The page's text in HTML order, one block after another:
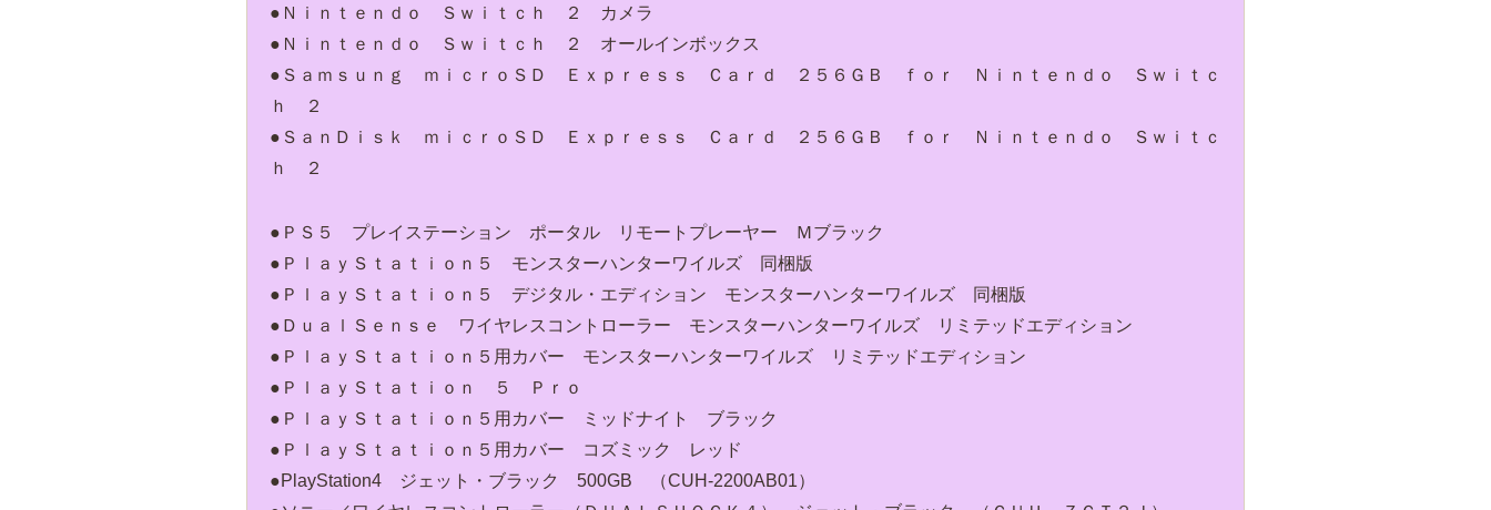
●Ｎｉｎｔｅｎｄｏ Ｓｗｉｔｃｈ ２ カメラ
●Ｎｉｎｔｅｎｄｏ Ｓｗｉｔｃｈ ２ オールインボックス
●Ｓａｍｓｕｎｇ ｍｉｃｒｏＳＤ Ｅｘｐｒｅｓｓ Ｃａｒｄ ２５６ＧＢ ｆｏｒ Ｎｉｎｔｅｎｄｏ Ｓｗｉｔｃ
ｈ ２
●ＳａｎＤｉｓｋ ｍｉｃｒｏＳＤ Ｅｘｐｒｅｓｓ Ｃａｒｄ ２５６ＧＢ ｆｏｒ Ｎｉｎｔｅｎｄｏ Ｓｗｉｔｃ
ｈ ２
●ＰＳ５ プレイステーション ポータル リモートプレーヤー Ｍブラック
●ＰｌａｙＳｔａｔｉｏｎ５ モンスターハンターワイルズ 同梱版
●ＰｌａｙＳｔａｔｉｏｎ５ デジタル・エディション モンスターハンターワイルズ 同梱版
●ＤｕａｌＳｅｎｓｅ ワイヤレスコントローラー モンスターハンターワイルズ リミテッドエディション
●ＰｌａｙＳｔａｔｉｏｎ５用カバー モンスターハンターワイルズ リミテッドエディション
●ＰｌａｙＳｔａｔｉｏｎ ５ Ｐｒｏ
●ＰｌａｙＳｔａｔｉｏｎ５用カバー ミッドナイト ブラック
●ＰｌａｙＳｔａｔｉｏｎ５用カバー コズミック レッド
●PlayStation4 ジェット・ブラック 500GB （CUH-2200AB01）